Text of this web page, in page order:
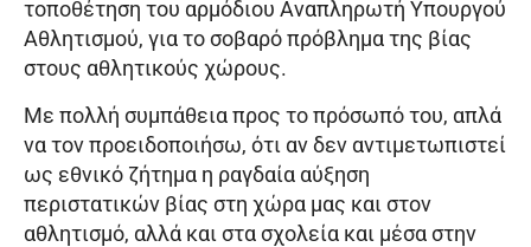
τοποθέτηση του αρμόδιου Αναπληρωτή Υπουργού
Αθλητισμού, για το σοβαρό πρόβλημα της βίας
στους αθλητικούς χώρους.
Με πολλή συμπάθεια προς το πρόσωπό του, απλά
να τον προειδοποιήσω, ότι αν δεν αντιμετωπιστεί
ως εθνικό ζήτημα η ραγδαία αύξηση
περιστατικών βίας στη χώρα μας και στον
αθλητισμό, αλλά και στα σχολεία και μέσα στην